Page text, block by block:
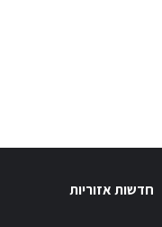
חדשות אזוריות